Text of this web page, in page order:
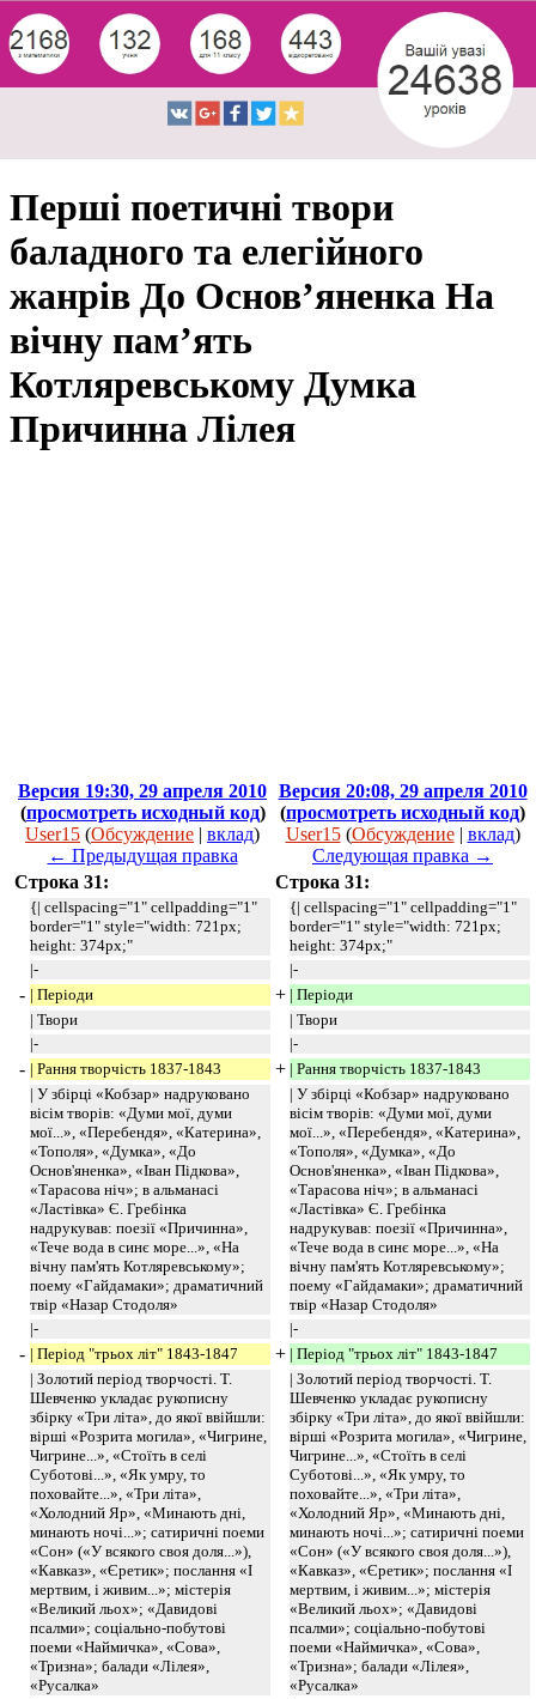
Перші поетичні твори
баладного та елегійного
жанрів До Основ’яненка На
вічну пам’ять
Котляревському Думка
Причинна Лілея
Версия 19:30, 29 апреля 2010
(просмотреть исходный код)
User15 (Обсуждение | вклад)
← Предыдущая правка
Версия 20:08, 29 апреля 2010
(просмотреть исходный код)
User15 (Обсуждение| вклад)
Следующая правка →
Строка 31:
Строка 31:
{| cellspacing="1" cellpadding="1"
border="1" style="width: 721px;
height: 374px;"
{| cellspacing="1" cellpadding="1"
border="1" style="width: 721px;
height: 374px;"
|-
|-
- | Періоди + | Періоди
| Твори
| Твори
|-
|-
- | Рання творчість 1837-1843 + | Рання творчість 1837-1843
| У збірці «Кобзар» надруковано
вісім творів: «Думи мої, думи
мої...», «Перебендя», «Катерина»,
«Тополя», «Думка», «До
Основ'яненка», «Іван Підкова»,
«Тарасова ніч»; в альманасі
«Ластівка» Є. Гребінка
надрукував: поезії «Причинна»,
«Тече вода в синє море...», «На
вічну пам'ять Котляревському»;
поему «Гайдамаки»; драматичний
твір «Назар Стодоля»
| У збірці «Кобзар» надруковано
вісім творів: «Думи мої, думи
мої...», «Перебендя», «Катерина»,
«Тополя», «Думка», «До
Основ'яненка», «Іван Підкова»,
«Тарасова ніч»; в альманасі
«Ластівка» Є. Гребінка
надрукував: поезії «Причинна»,
«Тече вода в синє море...», «На
вічну пам'ять Котляревському»;
поему «Гайдамаки»; драматичний
твір «Назар Стодоля»
|-
|-
- | Період "трьох літ" 1843-1847 + | Період "трьох літ" 1843-1847
| Золотий період творчості. Т.
Шевченко укладає рукописну
збірку «Три літа», до якої ввійшли:
вірші «Розрита могила», «Чигрине,
Чигрине...», «Стоїть в селі
Суботові...», «Як умру, то
поховайте...», «Три літа»,
«Холодний Яр», «Минають дні,
минають ночі...»; сатиричні поеми
«Сон» («У всякого своя доля...»),
«Кавказ», «Єретик»; послання «І
мертвим, і живим...»; містерія
«Великий льох»; «Давидові
псалми»; соціально-побутові
поеми «Наймичка», «Сова»,
«Тризна»; балади «Лілея»,
«Русалка»
| Золотий період творчості. Т.
Шевченко укладає рукописну
збірку «Три літа», до якої ввійшли:
вірші «Розрита могила», «Чигрине,
Чигрине...», «Стоїть в селі
Суботові...», «Як умру, то
поховайте...», «Три літа»,
«Холодний Яр», «Минають дні,
минають ночі...»; сатиричні поеми
«Сон» («У всякого своя доля...»),
«Кавказ», «Єретик»; послання «І
мертвим, і живим...»; містерія
«Великий льох»; «Давидові
псалми»; соціально-побутові
поеми «Наймичка», «Сова»,
«Тризна»; балади «Лілея»,
«Русалка»